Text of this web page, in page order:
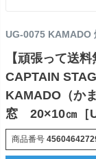
UG-0075 KAMADO
【頑張って送料
CAPTAIN STAG
KAMADO（か
窓 20×10㎝［
商品番号